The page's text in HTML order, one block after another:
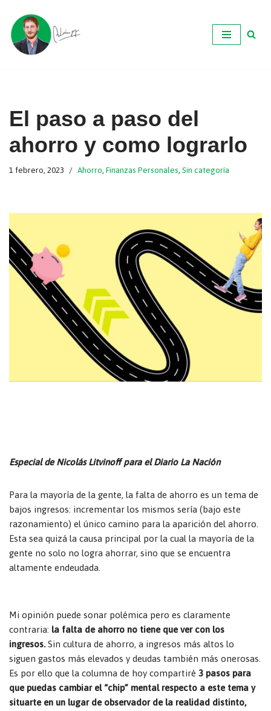
Ir
al
El paso a paso del
ahorro y como lograrlo
1 febrero, 2023 Ahorro Finanzas Personales Sin categoría
Especial de Nicolás Litvinoff para el Diario La Nación
Para la mayoría de la gente, la falta de ahorro es un tema de
bajos ingresos: incrementar los mismos sería (bajo este
razonamiento) el único camino para la aparición del ahorro.
Esta sea quizá la causa principal por la cual la mayoría de la
gente no solo no logra ahorrar, sino que se encuentra
altamente endeudada.
Mi opinión puede sonar polémica pero es claramente
contraria: la falta de ahorro no tiene que ver con los
ingresos.Sin cultura de ahorro, a ingresos más altos lo
siguen gastos más elevados y deudas también más onerosas.
Es por ello que la columna de hoy compartiré 3 pasos para
que puedas cambiar el “chip” mental respecto a este tema y
situarte en un lugar de observador de la realidad distinto,